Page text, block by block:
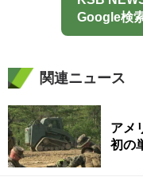
Google検
関連ニュース
アメ
初の